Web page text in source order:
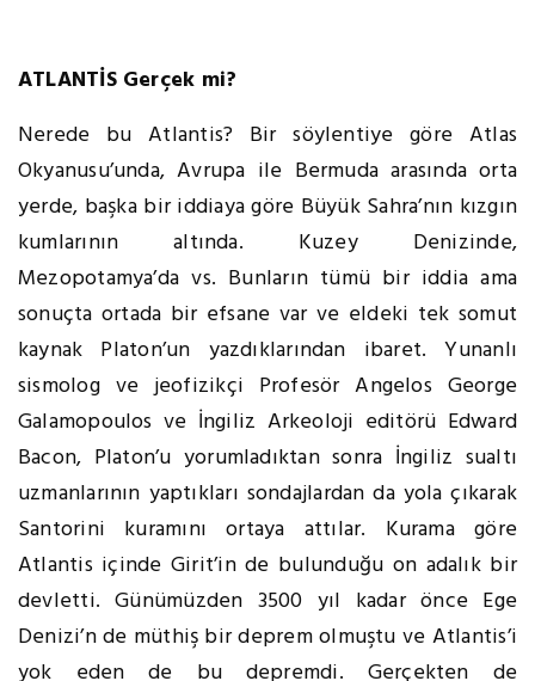
ATLANTİS Gerçek mi?
Nerede bu Atlantis? Bir söylentiye göre Atlas
Okyanusu’unda, Avrupa ile Bermuda arasında orta
yerde, başka bir iddiaya göre Büyük Sahra’nın kızgın
kumlarının altında. Kuzey Denizinde,
Mezopotamya’da vs. Bunların tümü bir iddia ama
sonuçta ortada bir efsane var ve eldeki tek somut
kaynak Platon’un yazdıklarından ibaret. Yunanlı
sismolog ve jeofizikçi Profesör Angelos George
Galamopoulos ve İngiliz Arkeoloji editörü Edward
Bacon, Platon’u yorumladıktan sonra İngiliz sualtı
uzmanlarının yaptıkları sondajlardan da yola çıkarak
Santorini kuramını ortaya attılar. Kurama göre
Atlantis içinde Girit’in de bulunduğu on adalık bir
devletti. Günümüzden 3500 yıl kadar önce Ege
Denizi’n de müthiş bir deprem olmuştu ve Atlantis’i
yok eden de bu depremdi. Gerçekten de